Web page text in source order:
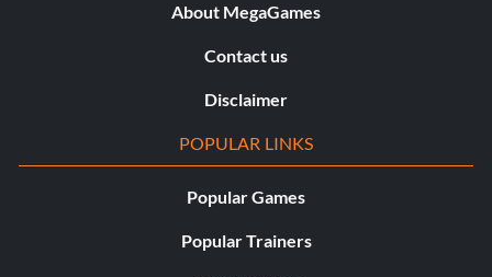
About MegaGames
Contact us
Disclaimer
POPULAR LINKS
Popular Games
Popular Trainers